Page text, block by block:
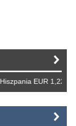
EUR